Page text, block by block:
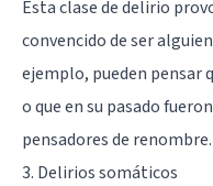
Esta clase de delirio
convencido de ser
ejemplo, pueden pensar
o que en su pasado
pensadores de renombre.
3. Delirios somáticos